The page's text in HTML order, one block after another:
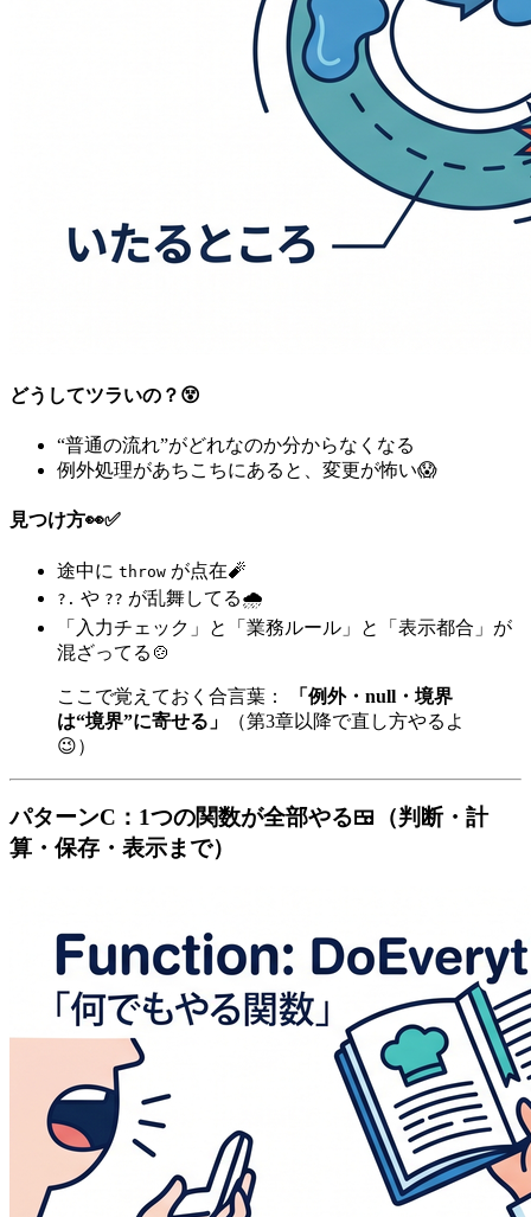
どうしてツラいの？😵
“普通の流れ”がどれなのか分からなくなる
例外処理があちこちにあると、変更が怖い😱
見つけ方👀✅
途中に throw が点在🧨
?. や ?? が乱舞してる🌧️
「入力チェック」と「業務ルール」と「表示都合」が
混ざってる🍲
ここで覚えておく合言葉：
「例外・null・境界
は“境界”に寄せる」
（第3章以降で直し方やるよ
😉）
パターンC：1つの関数が全部やる🍱（判断・計
算・保存・表示まで）